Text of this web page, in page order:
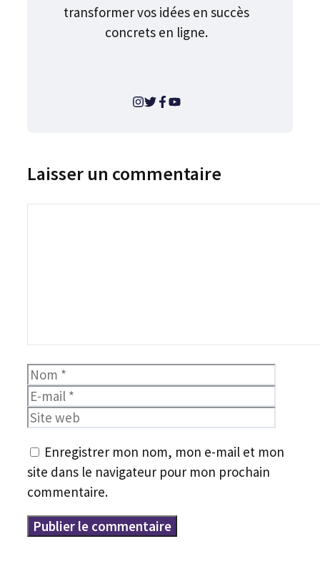
transformer vos idées en succès
concrets en ligne.
Laisser un commentaire
Nom
Enregistrer mon nom, mon e-mail et mon
site dans le navigateur pour mon prochain
commentaire.